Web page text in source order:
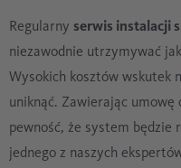
Regularny serwis instalacji
niezawodnie utrzymywać
Wysokich kosztów wskutek
uniknąć. Zawierając umowę
pewność, że system
jednego z naszych